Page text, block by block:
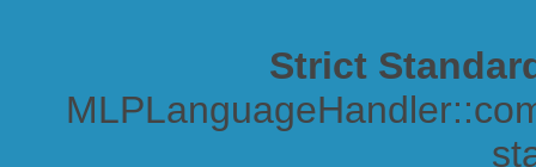
Strict